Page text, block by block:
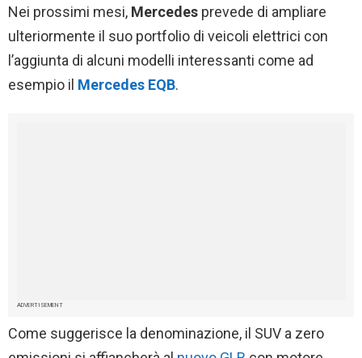
Nei prossimi mesi, Mercedes prevede di ampliare
ulteriormente il suo portfolio di veicoli elettrici con
l’aggiunta di alcuni modelli interessanti come ad
esempio il Mercedes EQB.
ADVERTISEMENT
Come suggerisce la denominazione, il SUV a zero